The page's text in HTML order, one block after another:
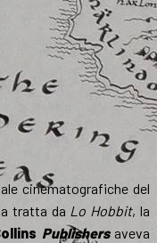
cinematografiche del
tratta da Lo Hobbit, la
Publishersaveva